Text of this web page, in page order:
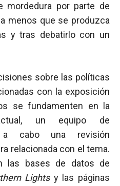
mordedura por parte de
a menos que se produzca
y tras debatirlo con un
sobre las políticas
con la exposición
se fundamenten en la
un equipo de
a cabo una revisión
relacionada con el tema.
las bases de datos de
Lightsy las páginas